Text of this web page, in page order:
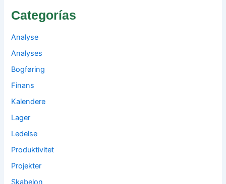
Categorías
Analyse
Analyses
Bogføring
Finans
Kalendere
Lager
Ledelse
Produktivitet
Projekter
Skabelon